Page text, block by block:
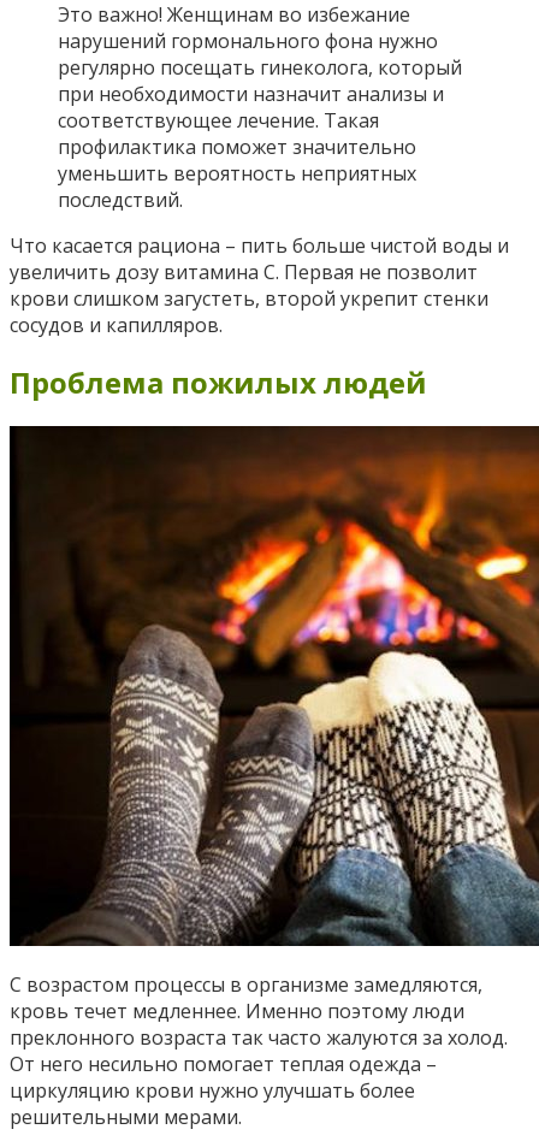
Это важно! Женщинам во избежание
нарушений гормонального фона нужно
регулярно посещать гинеколога, который
при необходимости назначит анализы и
соответствующее лечение. Такая
профилактика поможет значительно
уменьшить вероятность неприятных
последствий.
Что касается рациона – пить больше чистой воды и
увеличить дозу витамина C. Первая не позволит
крови слишком загустеть, второй укрепит стенки
сосудов и капилляров.
Проблема пожилых людей
С возрастом процессы в организме замедляются,
кровь течет медленнее. Именно поэтому люди
преклонного возраста так часто жалуются за холод.
От него несильно помогает теплая одежда –
циркуляцию крови нужно улучшать более
решительными мерами.